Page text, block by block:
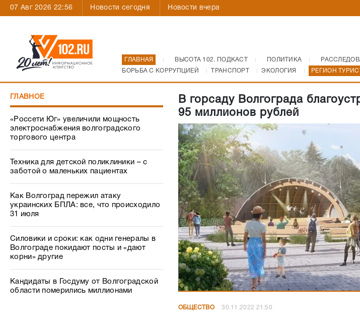
07 Авг 2026 22:56 Новости сегодня Новости вчера
ГЛАВНАЯ ВЫСОТА 102. ПОДКАСТ ПОЛИТИКА
БОРЬБА С КОРРУПЦИЕЙ
ТРАНСПОРТ ЭКОЛОГИЯ РЕГИОН
ГЛАВНОЕ
«Россети Юг» увеличили мощность
электроснабжения волгоградского
торгового центра
Техника для детской поликлиники – с
заботой о маленьких пациентах
Как Волгоград пережил атаку
украинских БПЛА: все, что происходило
31 июля
Силовики и сроки: как одни генералы в
Волгограде покидают посты и «дают
корни» другие
Кандидаты в Госдуму от Волгоградской
области померились миллионами
В горсаду Волгограда
95 миллионов рублей
ОБЩЕСТВО 30.11.2022 21:50